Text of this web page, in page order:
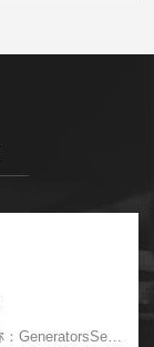
发电机组（英文名称：GeneratorsSet）是将其他形式的能源转换成电能的成套机械设备，由动力系统、控制系统、消音系统、减震系统、排气系统组成